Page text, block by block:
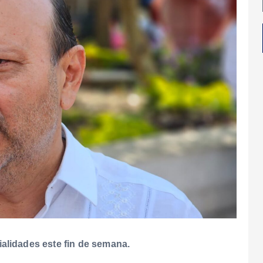
este fin de semana.